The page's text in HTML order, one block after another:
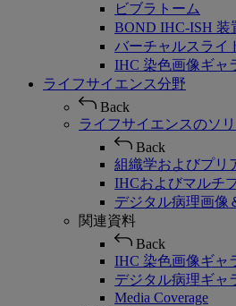
ビブラトーム
BOND IHC-ISH 装
バーチャルスライ
IHC 染色画像ギャ
ライフサイエンス分野
Back
ライフサイエンスのソ
Back
組織学およびプリ
IHCおよびマルチ
デジタル病理画像
関連資料
Back
IHC 染色画像ギャ
デジタル病理ギャ
Media Coverage